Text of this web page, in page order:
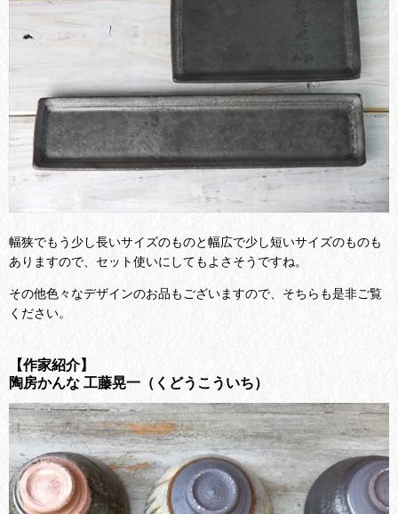
幅狭でもう少し長いサイズのものと幅広で少し短いサイズのものも
ありますので、セット使いにしてもよさそうですね。
その他色々なデザインのお品もございますので、そちらも是非ご覧
ください。
【作家紹介】
陶房かんな 工藤晃一（くどうこういち）